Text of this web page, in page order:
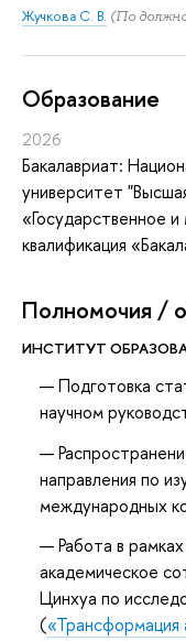
Жучкова С. В. (По
Oбразование
2026
Бакалавриат:
университет
«Государственное
квалификация
Полномочия /
ИНСТИТУТ
Подготовка
научном
направления по
международных
Работа в
академическое
Цинхуа по
(«Трансформация